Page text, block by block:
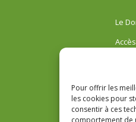
Pour offrir les
les cookies pour
consentir à ces
comportement de
Le
Accès